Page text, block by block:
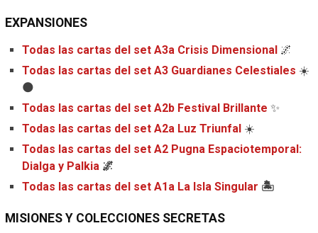
EXPANSIONES
Todas las cartas del set A3a Crisis Dimensional 🌌
Todas las cartas del set A3 Guardianes Celestiales ☀️
🌑
Todas las cartas del set A2b Festival Brillante ✨
Todas las cartas del set A2a Luz Triunfal ☀️
Todas las cartas del set A2 Pugna Espaciotemporal:
Dialga y Palkia 🌌
Todas las cartas del set A1a La Isla Singular 🏝️
MISIONES Y COLECCIONES SECRETAS